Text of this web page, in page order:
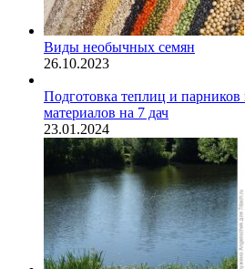
Виды необычных семян
26.10.2023
Подготовка теплиц и парников
материалов на 7 дач
23.01.2024